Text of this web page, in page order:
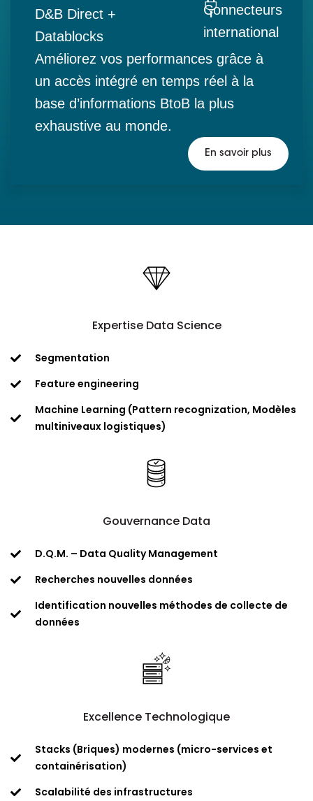
Connecteurs
international
D&B Direct +
Datablocks
Améliorez vos performances grâce à
un accès intégré en temps réel à la
base d’informations BtoB la plus
exhaustive au monde.
En savoir plus
Expertise Data Science
Segmentation​
Feature engineering
Machine Learning (Pattern recognization, Modèles
multiniveaux logistiques)​
Gouvernance Data
D.Q.M. – Data Quality Management​
Recherches nouvelles données​
Identification nouvelles méthodes de collecte de
données​
Excellence Technologique​
Stacks (Briques) modernes (micro-services et
containérisation)​
Scalabilité des infrastructures​